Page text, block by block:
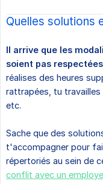
Quelles solutions
Il arrive que les
soient pas
réalises des heures
rattrapées, tu travailles
etc.
Sache que des
t'accompagner pour
répertoriés au sein de
conflit avec un